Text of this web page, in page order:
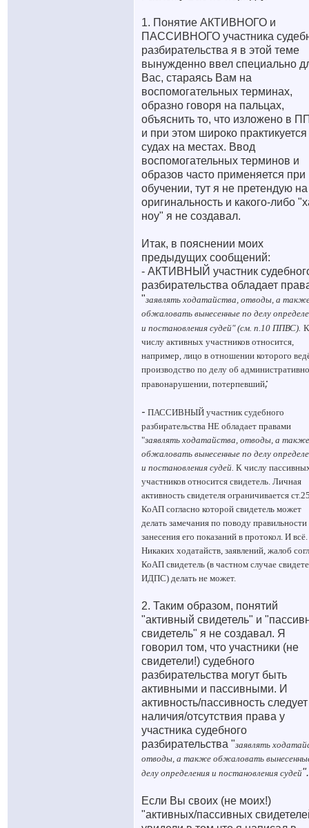
1. Понятие АКТИВНОГО и
ПАССИВНОГО участника
разбирательства я в этой теме
вынужденно ввел специально
Вас, стараясь Вам на
воспомогательных терминах,
образно говоря на пальцах,
объяснить то, что изложено в
и при этом широко практикуется
судах на местах. Ввод
воспомогательных терминов и
образов часто применяется при
обучении, тут я не претендую на
оригинальность и какого-либо
ноу" я не создавал.
Итак, в пояснении моих
предыдущих сообщений:
- АКТИВНЫЙ участник
разбирательства обладает
"заявлять ходатайства, отводы, а
обжаловать вынесенные по делу
и постановления судей" (см. п.10 ППВС). К
числу активных участников относится,
например, лицо в отношении которого
производство по делу об
правонарушении, потерпевший;
- ПАССИВНЫЙ участник судебного
разбирательства НЕ обладает правами
"заявлять ходатайства, отводы, а также
обжаловать вынесенные по делу
и постановления судей К числу
участников относится свидетель. Личная
активность свидетеля ограничивается
КоАП согласно которой свидетель может
делать замечания по поводу правильности
занесения его показаний в протокол. И всё.
Никаких ходатайств, заявлений, жалоб
КоАП свидетель (в частном случае
ИДПС) делать не может.
2. Таким образом, понятий
"активный свидетель" и
свидетель" я не создавал. Я
говорил том, что участники (не
свидетели!) судебного
разбирательства могут быть
активными и пассивными. И
активность/пассивность
наличия/отсутствия права у
участника судебного
разбирательства "заявлять
отводы, а также обжаловать
делу определения и постановления судей".
Если Вы своих (не моих!)
"активных/пассивных